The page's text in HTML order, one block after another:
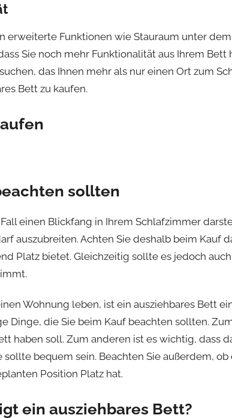
erweiterte Funktionen wie Stauraum unter
Sie noch mehr Funktionalität aus Ihrem Bett
das Ihnen mehr als nur einen Ort zum
Bett zu kaufen.
sollten
einen Blickfang in Ihrem Schlafzimmer
auszubreiten. Achten Sie deshalb beim Kauf
Platz bietet. Gleichzeitig sollte es jedoch
Wohnung leben, ist ein ausziehbares Bett
Dinge, die Sie beim Kauf beachten sollten.
haben soll. Zum anderen ist es wichtig, dass
bequem sein. Beachten Sie außerdem,
Position Platz hat.
ein ausziehbares Bett?